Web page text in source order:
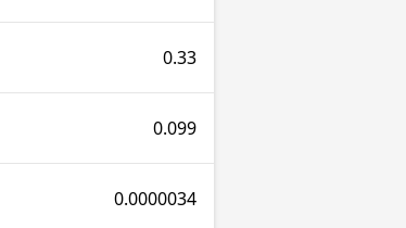
0.33
0.099
0.0000034